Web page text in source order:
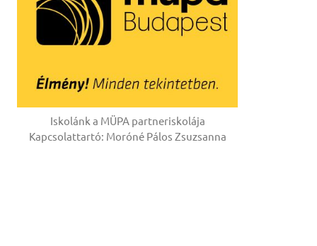
Iskolánk a MÜPA partneriskolája
Kapcsolattartó: Moróné Pálos Zsuzsanna